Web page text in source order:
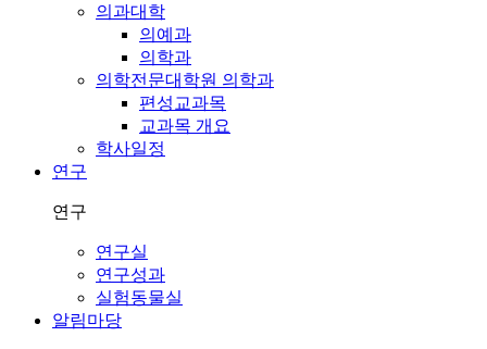
의과대학
의예과
의학과
의학전문대학원 의학과
편성교과목
교과목 개요
학사일정
연구
연구
연구실
연구성과
실험동물실
알림마당